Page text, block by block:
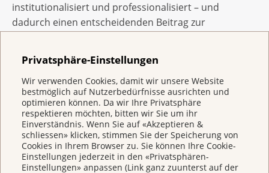
Privatsphäre-Einstellungen
Wir verwenden Cookies, damit wir unsere Website
bestmöglich auf Nutzerbedürfnisse ausrichten und
optimieren können. Da wir Ihre Privatsphäre
respektieren möchten, bitten wir Sie um ihr
Einverständnis. Wenn Sie auf «Akzeptieren &
schliessen» klicken, stimmen Sie der Speicherung von
Cookies in Ihrem Browser zu. Sie können Ihre Cookie-
Einstellungen jederzeit in den «Privatsphären-
Einstellungen» anpassen (Link ganz zuunterst auf der
institutionalisiert und professionalisiert – und
dadurch einen entscheidenden Beitrag zur
Unterstützungsdiensten geleistet.
Engagement für Zugangsgerechtigkeit,
Prävention und Palliative Care
Mit der Krebsmedaille würdigt die Krebsliga Schweiz
aussergewöhnliche Verdienste im Kampf gegen
Krebserkrankungen und ihre Folgen. Die diesjährige